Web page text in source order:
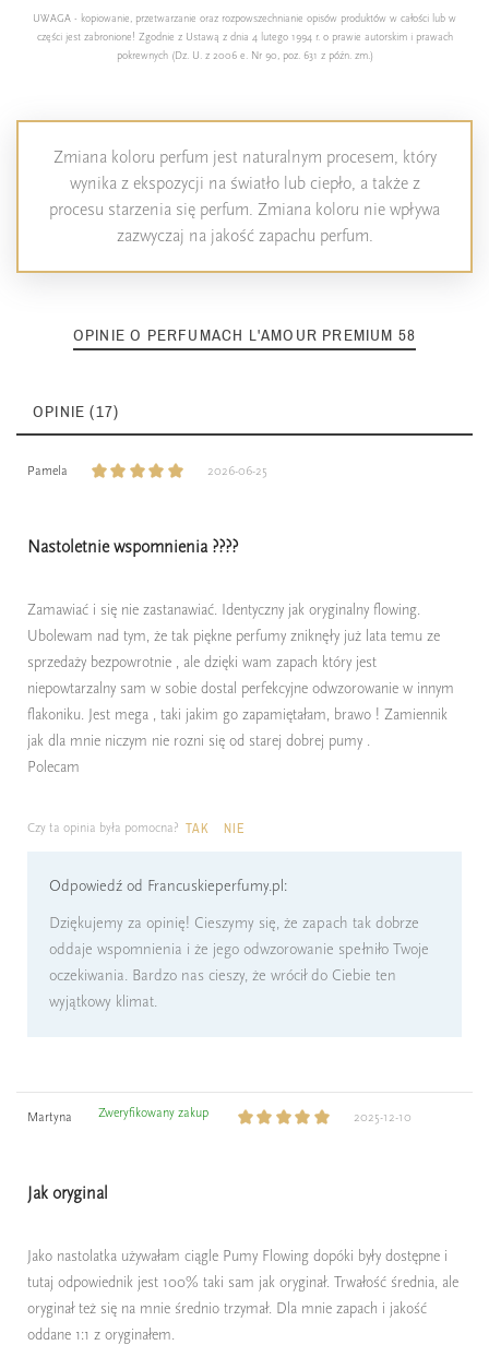
UWAGA - kopiowanie, przetwarzanie oraz rozpowszechnianie opisów produktów w całości lub w
części jest zabronione! Zgodnie z Ustawą z dnia 4 lutego 1994 r. o prawie autorskim i prawach
pokrewnych (Dz. U. z 2006 e. Nr 90, poz. 631 z późn. zm.)
Zmiana koloru perfum jest naturalnym procesem, który
wynika z ekspozycji na światło lub ciepło, a także z
procesu starzenia się perfum. Zmiana koloru nie wpływa
zazwyczaj na jakość zapachu perfum.
OPINIE O PERFUMACH L'AMOUR PREMIUM 58
OPINIE (17)
Pamela 2026-06-25
Nastoletnie wspomnienia ????
Zamawiać i się nie zastanawiać. Identyczny jak oryginalny flowing.
Ubolewam nad tym, że tak piękne perfumy zniknęły już lata temu ze
sprzedaży bezpowrotnie , ale dzięki wam zapach który jest
niepowtarzalny sam w sobie dostal perfekcyjne odwzorowanie w innym
flakoniku. Jest mega , taki jakim go zapamiętałam, brawo ! Zamiennik
jak dla mnie niczym nie rozni się od starej dobrej pumy .
Polecam
Czy ta opinia była pomocna? TAK NIE
Odpowiedź od Francuskieperfumy.pl:
Dziękujemy za opinię! Cieszymy się, że zapach tak dobrze
oddaje wspomnienia i że jego odwzorowanie spełniło Twoje
oczekiwania. Bardzo nas cieszy, że wrócił do Ciebie ten
wyjątkowy klimat.
Martyna Zweryfikowany zakup 2025-12-10
Jak oryginal
Jako nastolatka używałam ciągle Pumy Flowing dopóki były dostępne i
tutaj odpowiednik jest 100% taki sam jak oryginał. Trwałość średnia, ale
oryginał też się na mnie średnio trzymał. Dla mnie zapach i jakość
oddane 1:1 z oryginałem.